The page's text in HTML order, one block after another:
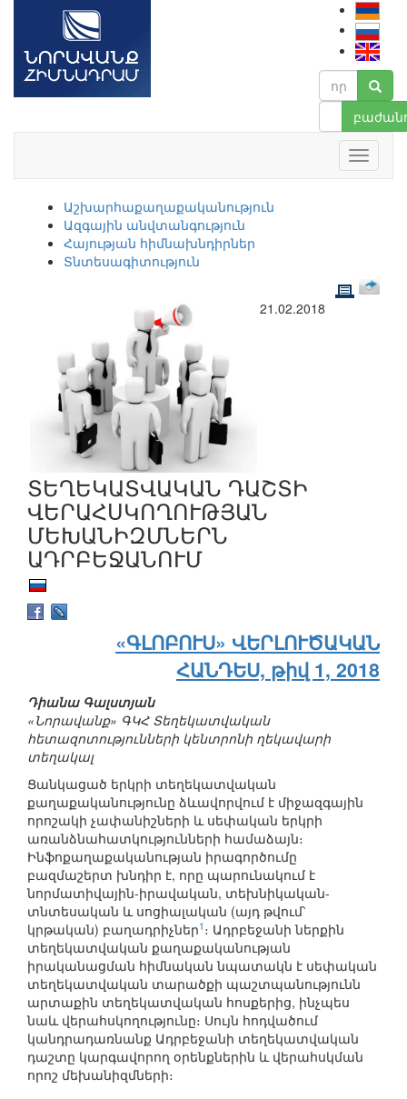
Աշխարհաքաղաքականություն
Ազգային անվտանգություն
Հայության հիմնախնդիրներ
Տնտեսագիտություն
21.02.2018
ՏԵՂԵԿԱՏՎԱԿԱՆ ԴԱՇՏԻ
ՎԵՐԱՀՍԿՈՂՈՒԹՅԱՆ
ՄԵԽԱՆԻԶՄՆԵՐՆ
ԱԴՐԲԵՋԱՆՈՒՄ
«ԳԼՈԲՈՒՍ» ՎԵՐԼՈՒԾԱԿԱՆ
ՀԱՆԴԵՍ, թիվ 1, 2018
Դիանա Գալստյան
«Նորավանք» ԳԿՀ Տեղեկատվական
հետազոտությունների կենտրոնի ղեկավարի
տեղակալ
Ցանկացած երկրի տեղեկատվական
քաղաքականությունը ձևավորվում է միջազգային
որոշակի չափանիշների և սեփական երկրի
առանձնահատկությունների համաձայն։
Ինֆոքաղաքականության իրագործումը
բազմաշերտ խնդիր է, որը պարունակում է
նորմատիվային-իրավական, տեխնիկական-
տնտեսական և սոցիալական (այդ թվում՝
կրթական) բաղադրիչներ1 ։ Ադրբեջանի ներքին
տեղեկատվական քաղաքականության
իրականացման հիմնական նպատակն է սեփական
տեղեկատվական տարածքի պաշտպանությունն
արտաքին տեղեկատվական հոսքերից, ինչպես
նաև վերահսկողությունը։ Սույն հոդվածում
կանդրադառնանք Ադրբեջանի տեղեկատվական
դաշտը կարգավորող օրենքներին և վերահսկման
որոշ մեխանիզմների։